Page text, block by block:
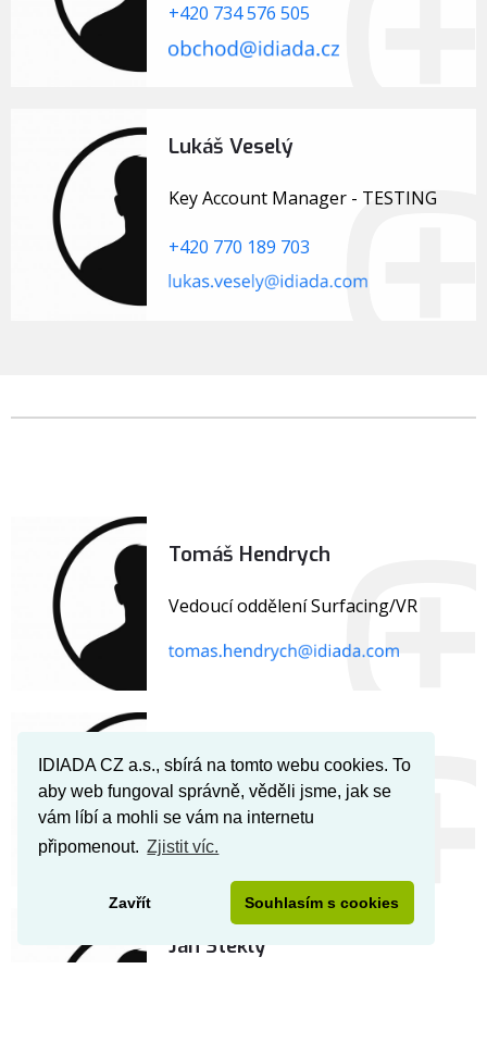
IDIADA CZ a.s., sbírá na tomto webu cookies. To
aby web fungoval správně, věděli jsme, jak se
vám líbí a mohli se vám na internetu
připomenout. Zjistit víc.
Zavřít Souhlasím s cookies
+420 734 576 505
Lukáš Veselý
Key Account Manager - TESTING
+420 770 189 703
Tomáš Hendrych
Vedoucí oddělení Surfacing/VR
Lukáš Horák
Vedoucí oddělení Konstrukce
Jan Steklý